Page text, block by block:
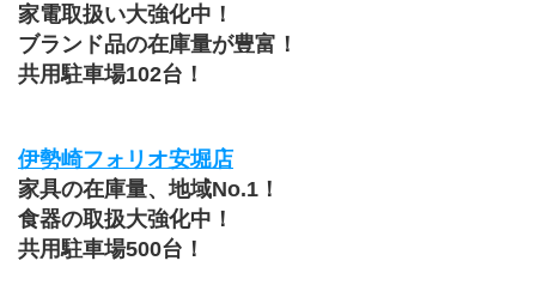
家電取扱い大強化中！
ブランド品の在庫量が豊富！
共用駐車場102台！
伊勢崎フォリオ安堀店
家具の在庫量、地域No.1！
食器の取扱大強化中！
共用駐車場500台！